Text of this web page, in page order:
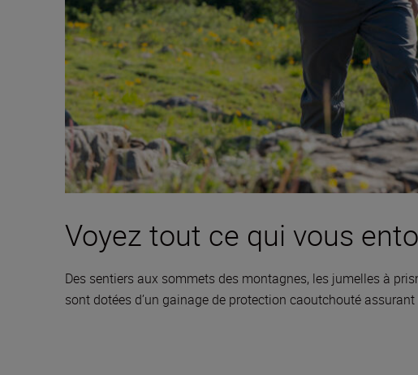
Voyez tout ce qui vous
Des sentiers aux sommets des montagnes, les jumelles à
sont dotées d’un gainage de protection caoutchouté